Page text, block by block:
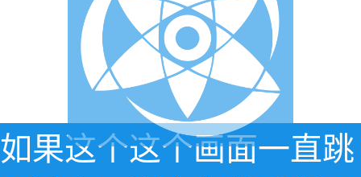
如果这个这个画面一直跳